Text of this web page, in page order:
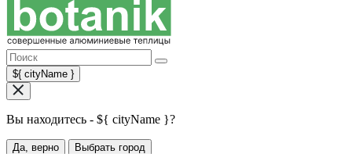
${ cityName }
Вы находитесь - ${ cityName }?
Да, верно Выбрать город